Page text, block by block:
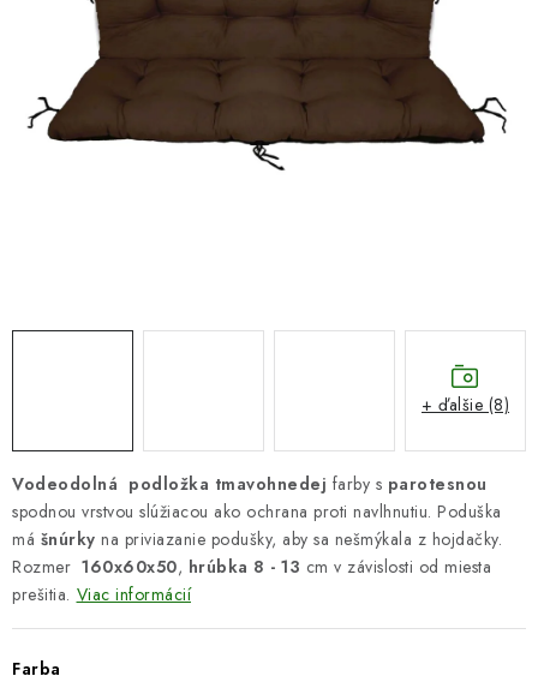
DARČEKOVÝ POUKAZ
Náš príbeh od začiatku Doprava
Blog
Hodnotenie obchodu
Obchodné podmienky
Vodeodolná podložka tmavohnedej farby s parotesnou
spodnou vrstvou slúžiacou ako ochrana proti navlhnutiu. Poduška
má šnúrky na priviazanie podušky, aby sa nešmýkala z hojdačky.
Rozmer 160x60x50, hrúbka 8 - 13 cm v závislosti od miesta
prešitia. Viac informácií
Farba
+ ďalšie (8)